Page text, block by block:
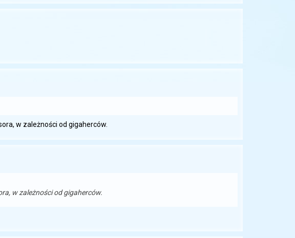
w zależności od gigaherców.
w zależności od gigaherców.